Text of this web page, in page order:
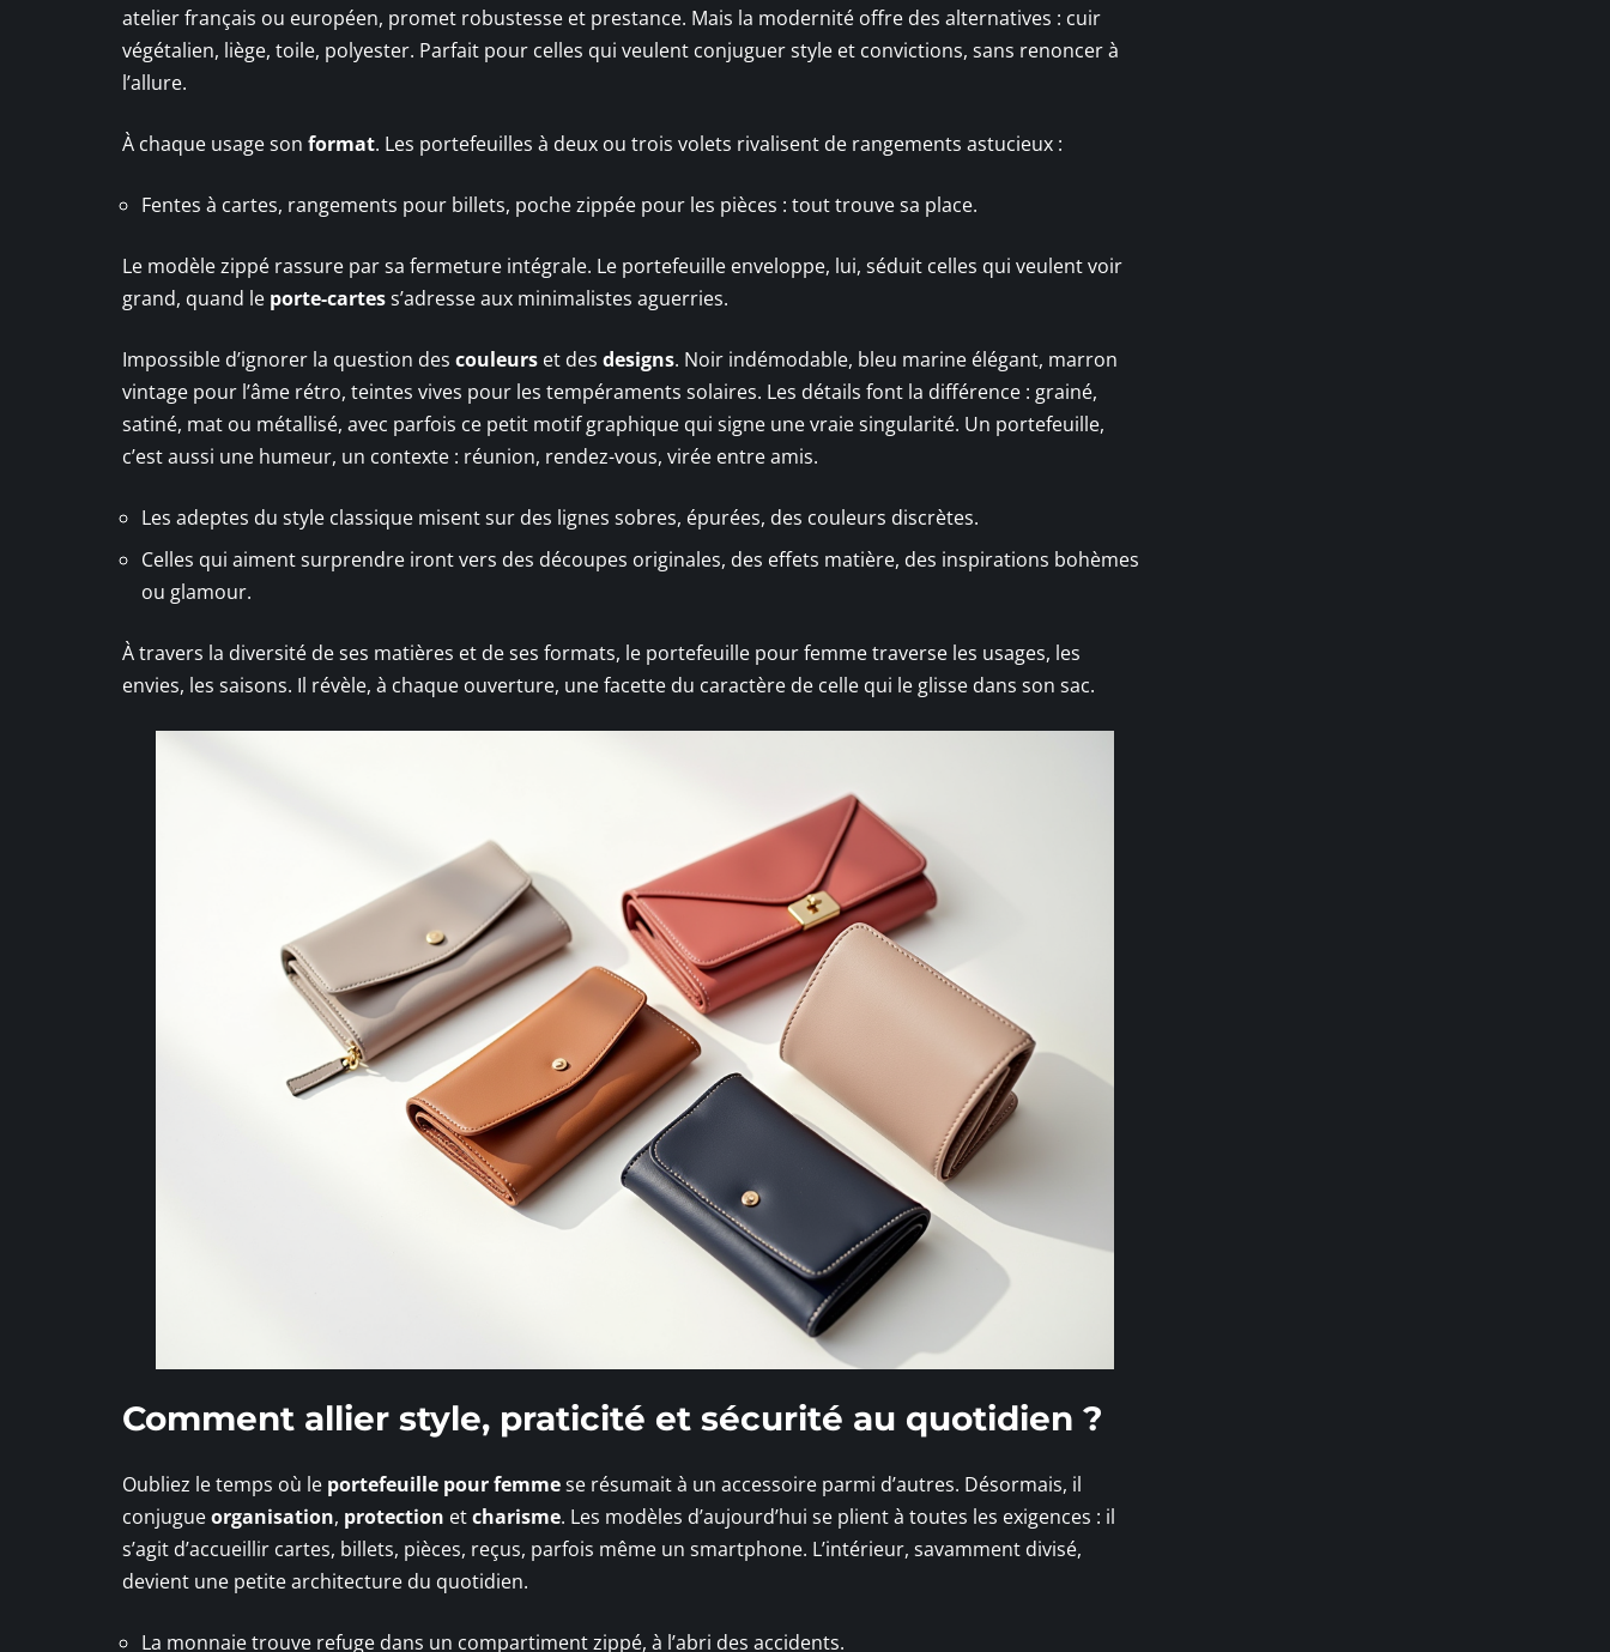
atelier français ou européen, promet robustesse et prestance. Mais la modernité offre des alternatives : cuir
végétalien, liège, toile, polyester. Parfait pour celles qui veulent conjuguer style et convictions, sans renoncer à
l’allure.
À chaque usage son format. Les portefeuilles à deux ou trois volets rivalisent de rangements astucieux :
Fentes à cartes, rangements pour billets, poche zippée pour les pièces : tout trouve sa place.
Le modèle zippé rassure par sa fermeture intégrale. Le portefeuille enveloppe, lui, séduit celles qui veulent voir
grand, quand le porte-cartess’adresse aux minimalistes aguerries.
Impossible d’ignorer la question des couleurs et des designs. Noir indémodable, bleu marine élégant, marron
vintage pour l’âme rétro, teintes vives pour les tempéraments solaires. Les détails font la différence : grainé,
satiné, mat ou métallisé, avec parfois ce petit motif graphique qui signe une vraie singularité. Un portefeuille,
c’est aussi une humeur, un contexte : réunion, rendez-vous, virée entre amis.
Les adeptes du style classique misent sur des lignes sobres, épurées, des couleurs discrètes.
Celles qui aiment surprendre iront vers des découpes originales, des effets matière, des inspirations bohèmes
ou glamour.
À travers la diversité de ses matières et de ses formats, le portefeuille pour femme traverse les usages, les
envies, les saisons. Il révèle, à chaque ouverture, une facette du caractère de celle qui le glisse dans son sac.
Comment allier style, praticité et sécurité au quotidien ?
Oubliez le temps où le portefeuille pour femmese résumait à un accessoire parmi d’autres. Désormais, il
conjugueorganisation, protection etcharisme. Les modèles d’aujourd’hui se plient à toutes les exigences : il
s’agit d’accueillir cartes, billets, pièces, reçus, parfois même un smartphone. L’intérieur, savamment divisé,
devient une petite architecture du quotidien.
La monnaie trouve refuge dans un compartiment zippé, à l’abri des accidents.